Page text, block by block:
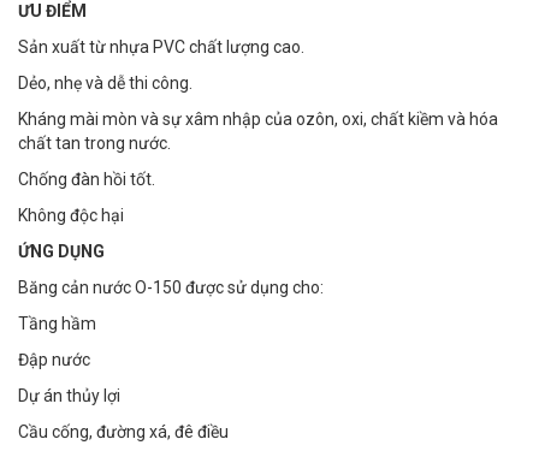
ƯU ĐIỂM
Sản xuất từ nhựa PVC chất lượng cao.
Dẻo, nhẹ và dễ thi công.
Kháng mài mòn và sự xâm nhập của ozôn, oxi, chất kiềm và hóa
chất tan trong nước.
Chống đàn hồi tốt.
Không độc hại
ỨNG DỤNG
Băng cản nước O-150 được sử dụng cho:
Tầng hầm
Đập nước
Dự án thủy lợi
Cầu cống, đường xá, đê điều